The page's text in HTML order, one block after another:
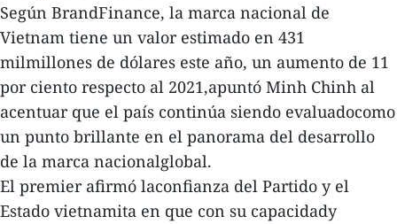
Según BrandFinance, la marca nacional de
Vietnam tiene un valor estimado en 431
milmillones de dólares este año, un aumento de 11
por ciento respecto al 2021,apuntó Minh Chinh al
acentuar que el país continúa siendo evaluadocomo
un punto brillante en el panorama del desarrollo
de la marca nacionalglobal.
El premier afirmó laconfianza del Partido y el
Estado vietnamita en que con su capacidady